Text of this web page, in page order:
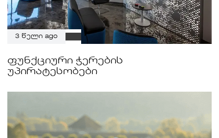
3 წელი ago
ფუნქციური ჭერების
უპირატესობები